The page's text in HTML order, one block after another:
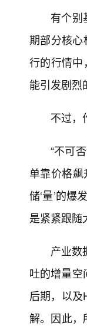
有个别
期部分核
行的行情
能引发剧烈
不过，
“不可
单靠价格
储‘量’的
是紧紧跟随
产业数
吐的增量
后期，以
解。因此，